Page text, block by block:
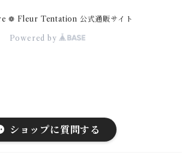
ショップに質問する
❁ Fleur Tentation 公式通販サイト
Powered by